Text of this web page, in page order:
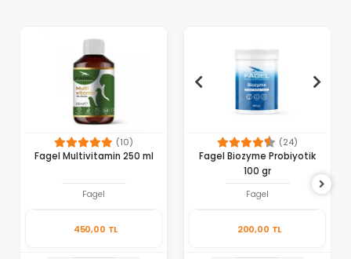
(10)
Fagel Multivitamin 250 ml
Fagel
450,00 TL
(24)
Fagel Biozyme Probiyotik
100 gr
Fagel
200,00 TL